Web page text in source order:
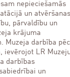
nepieciešamās
un atvēršanas
pārvaldību un
krājuma
Muzeja darbība pēc
ievērojot LR
darbības
un